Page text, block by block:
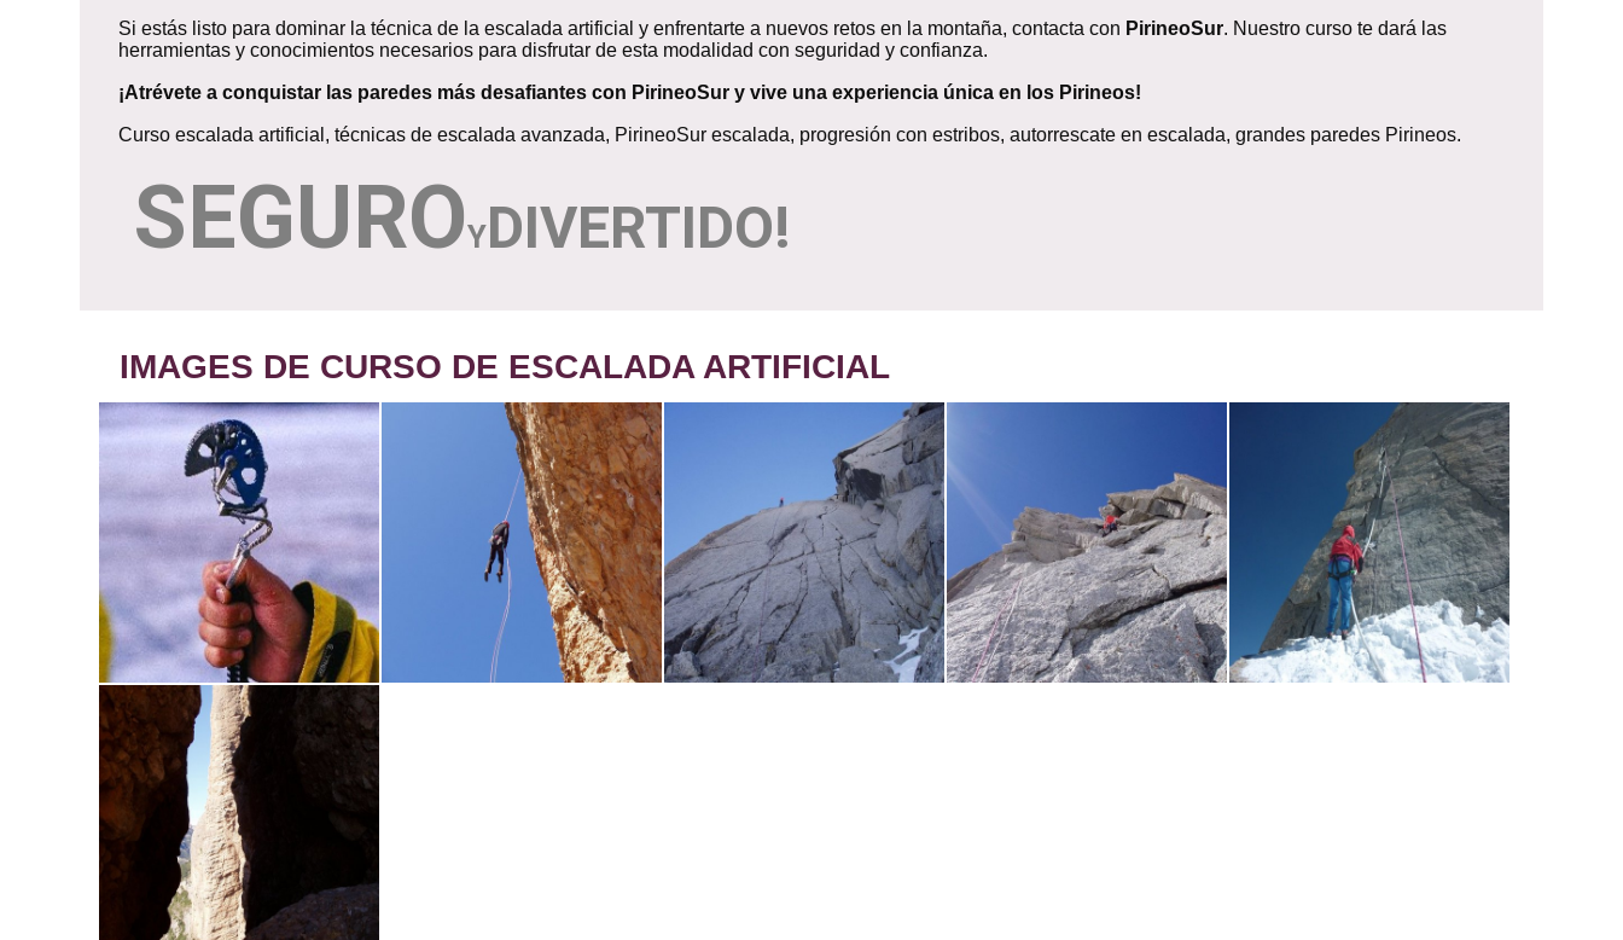
Si estás listo para dominar la técnica de la escalada artificial y enfrentarte a nuevos retos en la montaña, contacta con PirineoSur. Nuestro curso te dará las
herramientas y conocimientos necesarios para disfrutar de esta modalidad con seguridad y confianza.
¡Atrévete a conquistar las paredes más desafiantes con PirineoSur y vive una experiencia única en los Pirineos!
Curso escalada artificial, técnicas de escalada avanzada, PirineoSur escalada, progresión con estribos, autorrescate en escalada, grandes paredes Pirineos.
SEGUROYDIVERTIDO!
IMAGES DE CURSO DE ESCALADA ARTIFICIAL